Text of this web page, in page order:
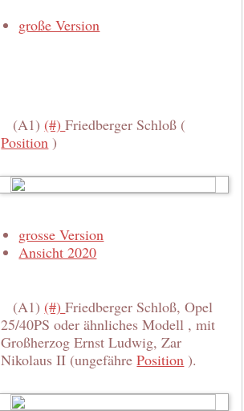
große Version
(A1) (#)Friedberger Schloß (
Position )
grosse Version
Ansicht 2020
(A1) (#)Friedberger Schloß, Opel
25/40PS oder ähnliches Modell , mit
Großherzog Ernst Ludwig, Zar
Nikolaus II (ungefährePosition ).